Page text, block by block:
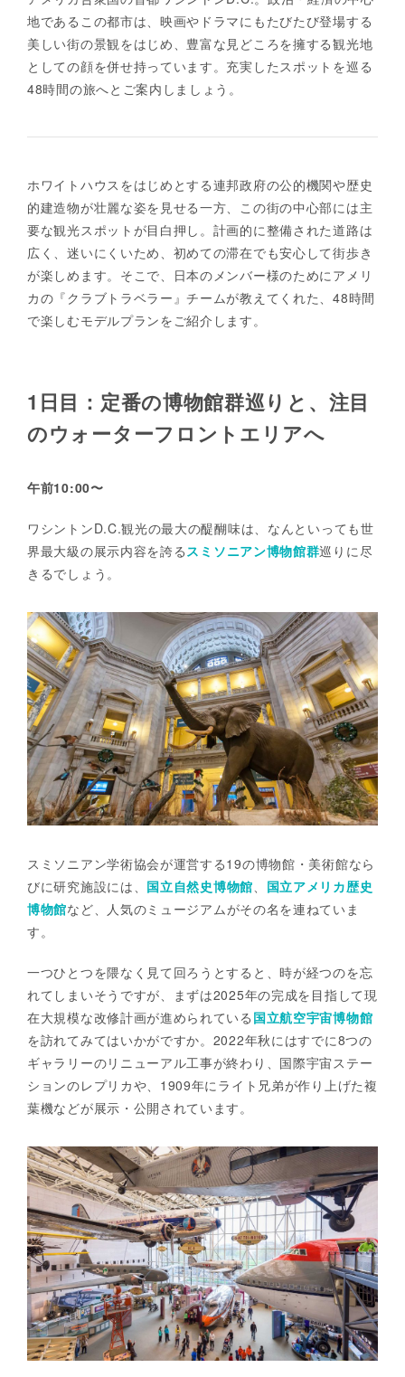
地であるこの都市は、映画やドラマにもたびたび登場する
美しい街の景観をはじめ、豊富な見どころを擁する観光地
としての顔を併せ持っています。充実したスポットを巡る
48時間の旅へとご案内しましょう。
ホワイトハウスをはじめとする連邦政府の公的機関や歴史
的建造物が壮麗な姿を見せる一方、この街の中心部には主
要な観光スポットが目白押し。計画的に整備された道路は
広く、迷いにくいため、初めての滞在でも安心して街歩き
が楽しめます。そこで、日本のメンバー様のためにアメリ
カの『クラブトラベラー』チームが教えてくれた、48時間
で楽しむモデルプランをご紹介します。
1日目：定番の博物館群巡りと、注目
のウォーターフロントエリアへ
午前10:00〜
ワシントンD.C.観光の最大の醍醐味は、なんといっても世
界最大級の展示内容を誇る スミソニアン博物館群巡りに尽
きるでしょう。
スミソニアン学術協会が運営する19の博物館・美術館なら
びに研究施設には、 国立自然史博物館、 国立アメリカ歴史
博物館など、人気のミュージアムがその名を連ねていま
す。
一つひとつを隈なく見て回ろうとすると、時が経つのを忘
れてしまいそうですが、まずは2025年の完成を目指して現
在大規模な改修計画が進められている 国立航空宇宙博物館
を訪れてみてはいかがですか。2022年秋にはすでに8つの
ギャラリーのリニューアル工事が終わり、国際宇宙ステー
ションのレプリカや、1909年にライト兄弟が作り上げた複
葉機などが展示・公開されています。